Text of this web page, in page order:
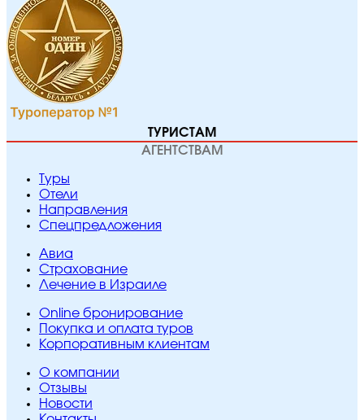
ТУРИСТАМ
АГЕНТСТВАМ
Туры
Отели
Направления
Спецпредложения
Авиа
Страхование
Лечение в Израиле
Online бронирование
Покупка и оплата туров
Корпоративным клиентам
O компании
Отзывы
Новости